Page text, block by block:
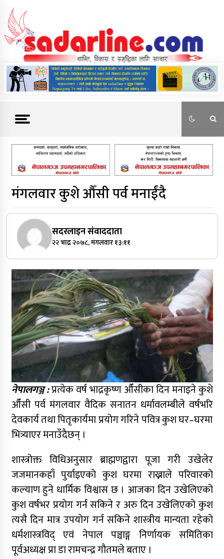
content
News For Nepal
मंगलवार कुशे औँसी पर्व मनाईंदै
सदरलाइन संवाददाता
२२ भाद्र २०७८, मंगलवार १३:११
नेपालगञ्ज :प्रत्येक वर्ष भाद्रकृष्ण औँसीका दिन मनाइने कुशे
औँसी पर्व मंगलवार वैदिक सनातन धर्मावलम्बीले वर्षभरि
देवकार्य तथा पितृकार्यमा प्रयोग गरिने पवित्र कुश घर–घरमा
भित्र्याएर मनाउँदैछन् ।
शास्त्रोक्त विधिअनुसार ब्राह्मणद्वारा पूजा गरी उखेलेर
जजमानकहाँ पुर्याइएको कुश घरमा राख्नाले परिवारको
कल्याण हुने धार्मिक विश्वास छ । आजका दिन उखेलिएको
कुश वर्षभर प्रयोग गर्न सकिने र अरु दिन उखेलिएको कुश
त्यसै दिन मात्र उपयोग गर्न सकिने शास्त्रीय मान्यता रहेको
धर्मशास्त्रविद् एवं नेपाल पञ्चाङ्ग निर्णायक समितिका
पूर्वअध्यक्ष प्रा डा रामचन्द्र गौतमले बताए ।